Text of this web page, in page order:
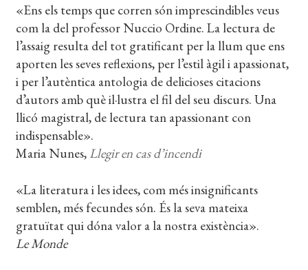
«Ens els temps que corren són imprescindibles veus
com la del professor Nuccio Ordine. La lectura de
l’assaig resulta del tot gratificant per la llum que ens
aporten les seves reflexions, per l’estil àgil i apassionat,
i per l’autèntica antologia de delicioses citacions
d’autors amb què il·lustra el fil del seu discurs. Una
llicó magistral, de lectura tan apassionant con
indispensable».
Maria Nunes, Llegir en cas d’incendi
«La literatura i les idees, com més insignificants
semblen, més fecundes són. És la seva mateixa
gratuïtat qui dóna valor a la nostra existència».
Le Monde